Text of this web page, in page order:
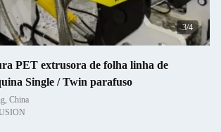
4/4
PET extrusora de folha linha de
Single / Twin parafuso
China